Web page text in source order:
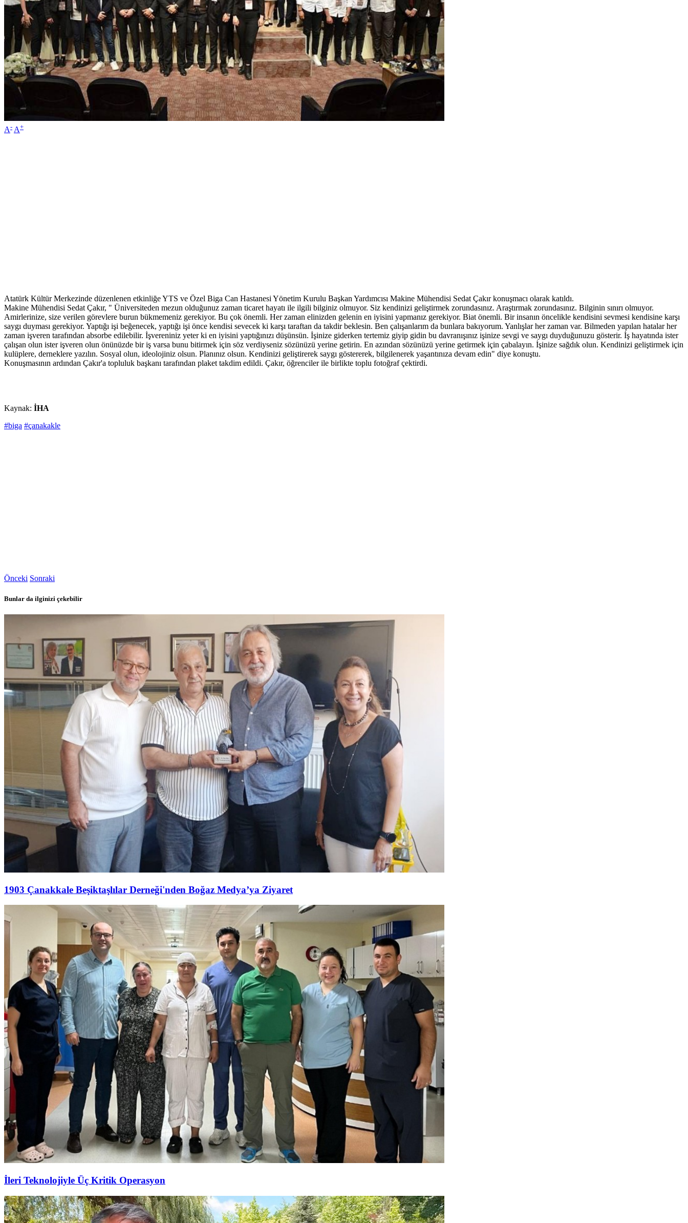
A- A+
Atatürk Kültür Merkezinde düzenlenen etkinliğe YTS ve Özel Biga Can Hastanesi Yönetim Kurulu Başkan Yardımcısı Makine Mühendisi Sedat Çakır konuşmacı olarak katıldı.
Makine Mühendisi Sedat Çakır, " Üniversiteden mezun olduğunuz zaman ticaret hayatı ile ilgili bilginiz olmuyor. Siz kendinizi geliştirmek zorundasınız. Araştırmak zorundasınız. Bilginin sınırı olmuyor.
Amirlerinize, size verilen görevlere burun bükmemeniz gerekiyor. Bu çok önemli. Her zaman elinizden gelenin en iyisini yapmanız gerekiyor. Biat önemli. Bir insanın öncelikle kendisini sevmesi kendisine karşı
saygı duyması gerekiyor. Yaptığı işi beğenecek, yaptığı işi önce kendisi sevecek ki karşı taraftan da takdir beklesin. Ben çalışanlarım da bunlara bakıyorum. Yanlışlar her zaman var. Bilmeden yapılan hatalar her
zaman işveren tarafından absorbe edilebilir. İşvereniniz yeter ki en iyisini yaptığınızı düşünsün. İşinize giderken tertemiz giyip gidin bu davranışınız işinize sevgi ve saygı duyduğunuzu gösterir. İş hayatında ister
çalışan olun ister işveren olun önünüzde bir iş varsa bunu bitirmek için söz verdiyseniz sözünüzü yerine getirin. En azından sözünüzü yerine getirmek için çabalayın. İşinize sağdık olun. Kendinizi geliştirmek için
kulüplere, derneklere yazılın. Sosyal olun, ideolojiniz olsun. Planınız olsun. Kendinizi geliştirerek saygı göstererek, bilgilenerek yaşantınıza devam edin" diye konuştu.
Konuşmasının ardından Çakır'a topluluk başkanı tarafından plaket takdim edildi. Çakır, öğrenciler ile birlikte toplu fotoğraf çektirdi.
Kaynak: İHA
#biga #çanakakle
Önceki Sonraki
Bunlar da ilginizi çekebilir
1903 Çanakkale Beşiktaşlılar Derneği'nden Boğaz Medya’ya Ziyaret
İleri Teknolojiyle Üç Kritik Operasyon